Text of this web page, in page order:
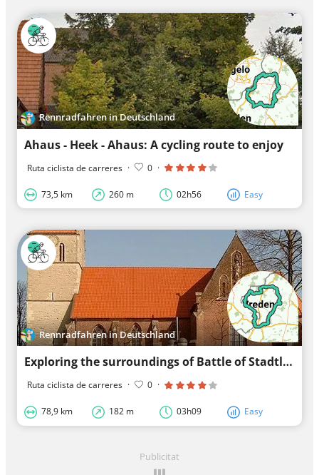
Rennradfahren in Deutschland
Ahaus - Heek - Ahaus: A cycling route to enjoy
Ruta ciclista de carreres · 0 ·
73,5 km 260 m 02h56 Easy
Rennradfahren in Deutschland
Exploring the surroundings of Battle of Stadtlohn
Ruta ciclista de carreres · 0 ·
78,9 km 182 m 03h09 Easy
Publicitat